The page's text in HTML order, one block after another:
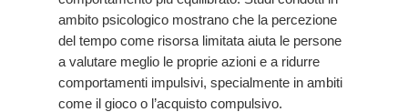
ambito psicologico mostrano che la percezione
del tempo come risorsa limitata aiuta le persone
a valutare meglio le proprie azioni e a ridurre
comportamenti impulsivi, specialmente in ambiti
come il gioco o l’acquisto compulsivo.